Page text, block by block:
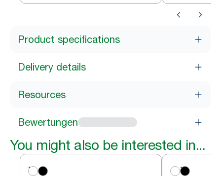
Product specifications
Delivery details
Resources
Bewertungen
You might also be interested in...